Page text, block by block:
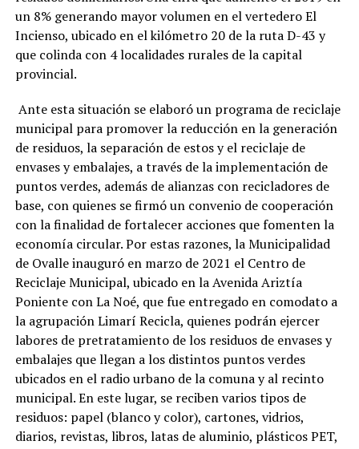
un 8% generando mayor volumen en el vertedero El
Incienso, ubicado en el kilómetro 20 de la ruta D-43 y
que colinda con 4 localidades rurales de la capital
provincial.
Ante esta situación se elaboró un programa de reciclaje
municipal para promover la reducción en la generación
de residuos, la separación de estos y el reciclaje de
envases y embalajes, a través de la implementación de
puntos verdes, además de alianzas con recicladores de
base, con quienes se firmó un convenio de cooperación
con la finalidad de fortalecer acciones que fomenten la
economía circular. Por estas razones, la Municipalidad
de Ovalle inauguró en marzo de 2021 el Centro de
Reciclaje Municipal, ubicado en la Avenida Ariztía
Poniente con La Noé, que fue entregado en comodato a
la agrupación Limarí Recicla, quienes podrán ejercer
labores de pretratamiento de los residuos de envases y
embalajes que llegan a los distintos puntos verdes
ubicados en el radio urbano de la comuna y al recinto
municipal. En este lugar, se reciben varios tipos de
residuos: papel (blanco y color), cartones, vidrios,
diarios, revistas, libros, latas de aluminio, plásticos PET,